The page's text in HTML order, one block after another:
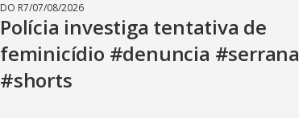
DO R7/07/08/2026
Polícia investiga tentativa de
feminicídio #denuncia #serrana
#shorts